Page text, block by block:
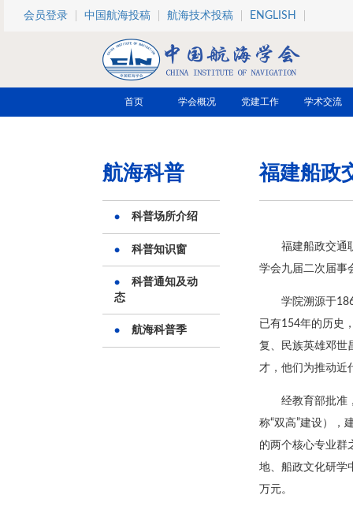
跳转到主要内容
会员登录 中国航海投稿 航海技术投稿 ENGLISH
首页 学会概况 党建工作 学术交流
航海科普
科普场所介绍
科普知识窗
科普通知及动
态
航海科普季
福建船政
福建船政交通
学会九届二次届事
学院溯源于
已有154年的历史
复、民族英雄邓世
才，他们为推动近
经教育部批准
称“双高”建设），
的两个核心专业群
地、船政文化研学
万元。